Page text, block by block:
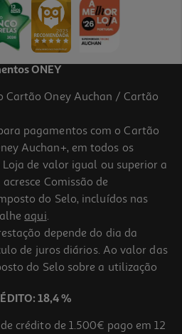
Criança Nemo Ip50+ 150ml
ONEY
Cartão Oney Auchan / Cartão
pagamentos com o Cartão
Auchan+, em todos os
de valor igual ou superior a
Comissão de
do Selo, incluídos nas
aqui.
depende do dia da
de juros diários. Ao valor das
do Selo sobre a utilização
18,4 %
crédito de 1.500€ pago em 12